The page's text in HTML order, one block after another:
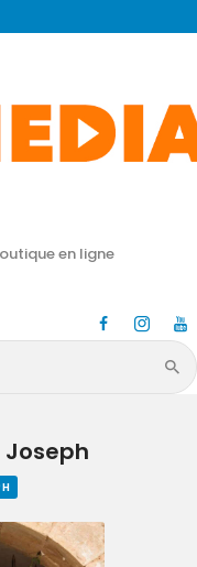
en ligne
!
Joseph